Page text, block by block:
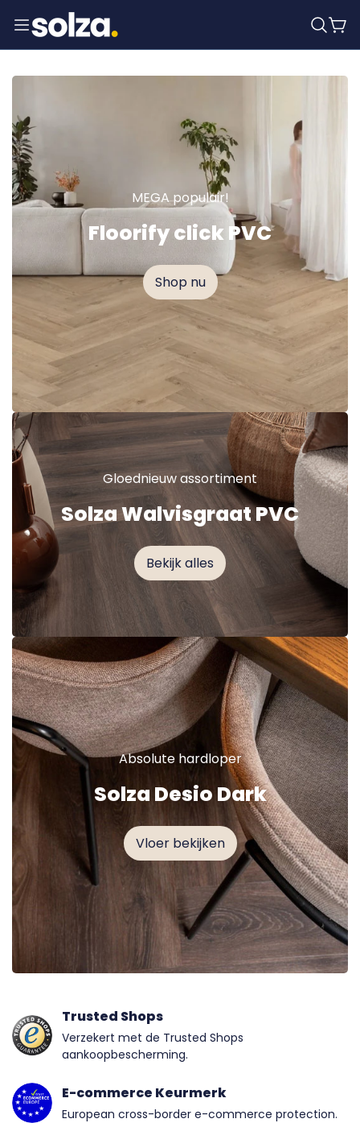
MEGA populair!
Floorify click PVC
Shop nu
Gloednieuw assortiment
Solza Walvisgraat PVC
Bekijk alles
Absolute hardloper
Solza Desio Dark
Vloer bekijken
Trusted Shops
Verzekert met de Trusted Shops
aankoopbescherming.
E-commerce Keurmerk
European cross-border e-commerce protection.